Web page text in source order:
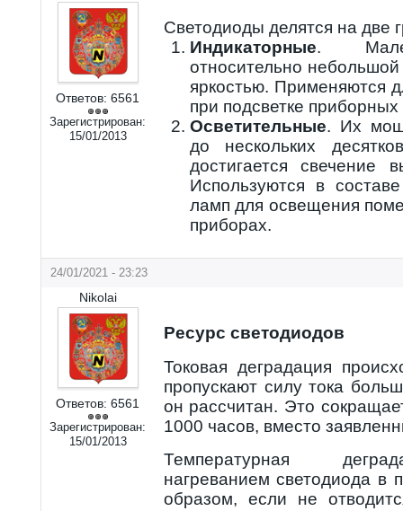
Ответов: 6561
Зарегистрирован:
15/01/2013
Светодиоды делятся на две
Индикаторные.
относительно
яркостью. Применяются
при подсветке
Осветительные. Их
до нескольких
достигается свечение
Используются в
ламп для освещения
приборах.
24/01/2021 - 23:23
Nikolai
Ответов: 6561
Зарегистрирован:
15/01/2013
Ресурс светодиодов
Токовая деградация
пропускают силу тока
он рассчитан. Это
1000 часов, вместо
Температурная
нагреванием светодиода в
образом, если не